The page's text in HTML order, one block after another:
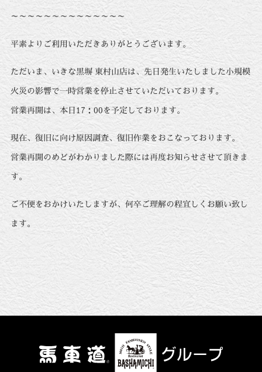
～～～～～～～～～～～～～～
平素よりご利用いただきありがとうございます。
ただいま、いきな黒塀 東村山店は、先日発生いたしました小規模
火災の影響で一時営業を停止させていただいております。
営業再開は、本日17：00を予定しております。
現在、復旧に向け原因調査、復旧作業をおこなっております。
営業再開のめどがわかりました際には再度お知らせさせて頂きま
す。
ご不便をおかけいたしますが、何卒ご理解の程宜しくお願い致し
ます。